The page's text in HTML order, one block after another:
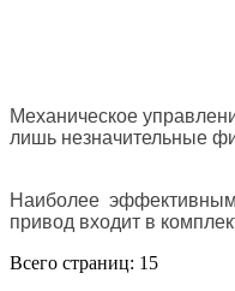
Механическое
лишь незначительные
Наиболее
привод входит в
Всего страниц: 15